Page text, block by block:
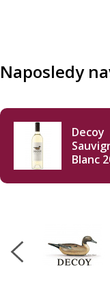
Naposledy
Decoy
Blanc